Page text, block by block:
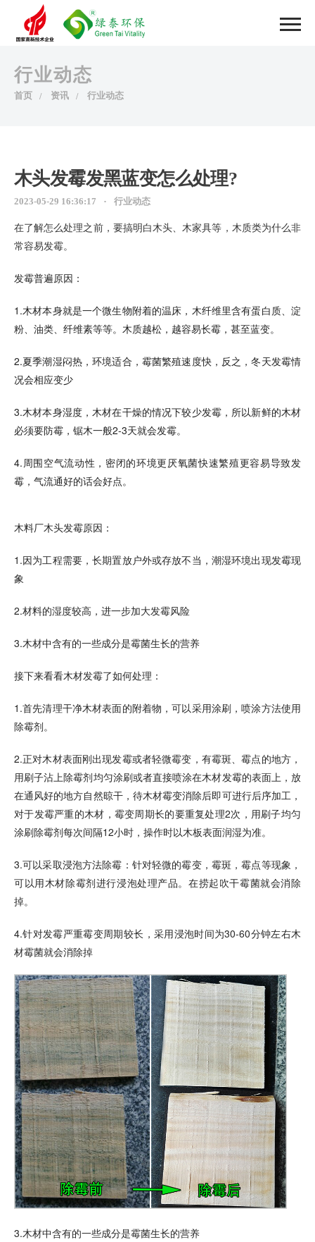
行业动态
首页 资讯 行业动态
木头发霉发黑蓝变怎么处理?
2023-05-29 16:36:17 行业动态
在了解怎么处理之前，要搞明白木头、木家具等，木质类为什么非
常容易发霉。
发霉普遍原因：
1.木材本身就是一个微生物附着的温床，木纤维里含有蛋白质、淀
粉、油类、纤维素等等。木质越松，越容易长霉，甚至蓝变。
2.夏季潮湿闷热，环境适合，霉菌繁殖速度快，反之，冬天发霉情
况会相应变少
3.木材本身湿度，木材在干燥的情况下较少发霉，所以新鲜的木材
必须要防霉，锯木一般2-3天就会发霉。
4.周围空气流动性，密闭的环境更厌氧菌快速繁殖更容易导致发
霉，气流通好的话会好点。
木料厂木头发霉原因：
1.因为工程需要，长期置放户外或存放不当，潮湿环境出现发霉现
象
2.材料的湿度较高，进一步加大发霉风险
3.木材中含有的一些成分是霉菌生长的营养
接下来看看木材发霉了如何处理：
1.首先清理干净木材表面的附着物，可以采用涂刷，喷涂方法使用
除霉剂。
2.正对木材表面刚出现发霉或者轻微霉变，有霉斑、霉点的地方，
用刷子沾上除霉剂均匀涂刷或者直接喷涂在木材发霉的表面上，放
在通风好的地方自然晾干，待木材霉变消除后即可进行后序加工，
对于发霉严重的木材，霉变周期长的要重复处理2次，用刷子均匀
涂刷除霉剂每次间隔12小时，操作时以木板表面润湿为准。
3.可以采取浸泡方法除霉：针对轻微的霉变，霉斑，霉点等现象，
可以用木材除霉剂进行浸泡处理产品。在捞起吹干霉菌就会消除
掉。
4.针对发霉严重霉变周期较长，采用浸泡时间为30-60分钟左右木
材霉菌就会消除掉
3.木材中含有的一些成分是霉菌生长的营养